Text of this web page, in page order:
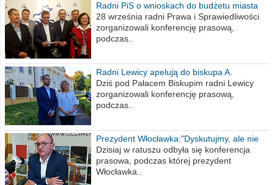
Radni PiS o wnioskach do budżetu miasta
na 2021 rok
28 września radni Prawa i Sprawiedliwości
zorganizowali konferencję prasową,
podczas..
Radni Lewicy apelują do biskupa A.
Wiesława Meringa
Dziś pod Pałacem Biskupim radni Lewicy
zorganizowali konferencję prasową,
podczas..
Prezydent Włocławka:"Dyskutujmy, ale nie
obrażajmy się”
Dzisiaj w ratuszu odbyła się konferencja
prasowa, podczas której prezydent
Włocławka..